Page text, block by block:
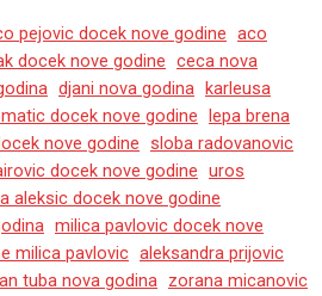
pejovic docek nove godine aco
docek nove godine ceca nova
djani nova godina karleusa
docek nove godine lepa brena
nove godine sloba radovanovic
docek nove godine uros
aleksic docek nove godine
milica pavlovic docek nove
milica pavlovic aleksandra prijovic
tuba nova godina zorana micanovic